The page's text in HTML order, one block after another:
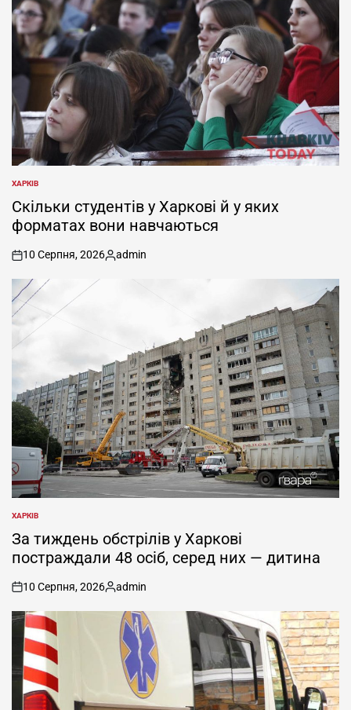
ОПУБЛІКУВАТИ
У
ХАРКІВ
Скільки студентів у Харкові й у яких
форматах вони навчаються
on
10 Серпня, 2026
Опубліковано
admin
ОПУБЛІКУВАТИ
У
ХАРКІВ
За тиждень обстрілів у Харкові
постраждали 48 осіб, серед них — дитина
on
10 Серпня, 2026
Опубліковано
admin